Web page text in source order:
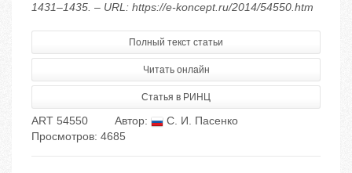
1431–1435. – URL: https://e-koncept.ru/2014/54550.htm
Полный текст статьи
Читать онлайн
Статья в РИНЦ
ART 54550 Автор:
С. И. Пасенко
Просмотров: 4685